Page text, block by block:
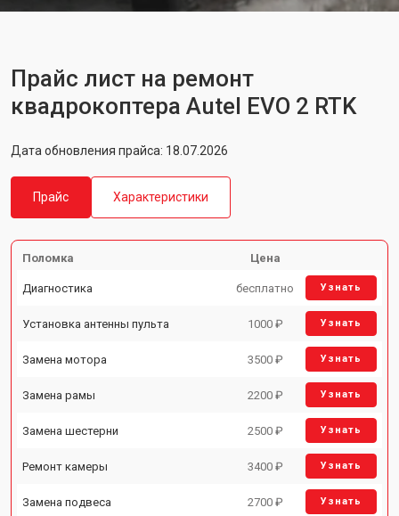
Прайс лист на ремонт
квадрокоптера Autel EVO 2 RTK
Дата обновления прайса: 18.07.2026
Прайс Характеристики
Поломка Цена
Диагностика бесплатно Узнать
Установка антенны пульта 1000 ₽ Узнать
Замена мотора 3500 ₽ Узнать
Замена рамы 2200 ₽ Узнать
Замена шестерни 2500 ₽ Узнать
Ремонт камеры 3400 ₽ Узнать
Замена подвеса 2700 ₽ Узнать